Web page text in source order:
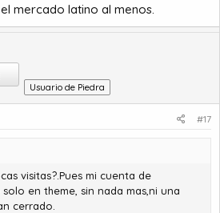
mercado latino al menos.
Usuario de Piedra
#17
visitas?.Pues mi cuenta de
en theme, sin nada mas,ni una
cerrado.